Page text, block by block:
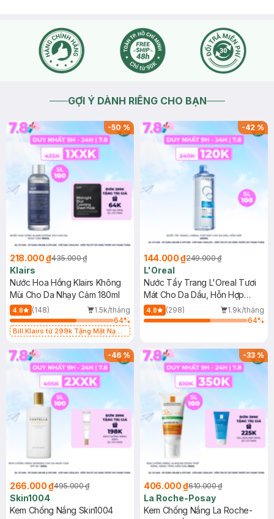
GỢI Ý DÀNH RIÊNG CHO BẠN
-50%
218.000 ₫435.000 ₫
Klairs
Nước Hoa Hồng Klairs Không
Mùi Cho Da Nhạy Cảm 180ml
4.8 (148)
1.5k/tháng
64%
Bill Klairs từ 299k Tặng Mặt Nạ
25ml (SL Có Hạn)
-42%
144.000 ₫249.000 ₫
L'Oreal
Nước Tẩy Trang L'Oreal Tươi
Mát Cho Da Dầu, Hỗn Hợp
400ml
4.8 (298)
1.9k/tháng
64%
-46%
266.000 ₫495.000 ₫
Skin1004
Kem Chống Nắng Skin1004
-33%
406.000 ₫610.000 ₫
La Roche-Posay
Kem Chống Nắng La Roche-